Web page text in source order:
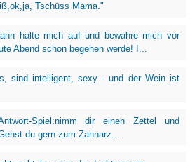
Tschüss Mama."
halte mich auf und bewahre mich vor
Abend schon begehen werde! I...
sind intelligent, sexy - und der Wein ist
Spiel:nimm dir einen Zettel und
du gern zum Zahnarz...